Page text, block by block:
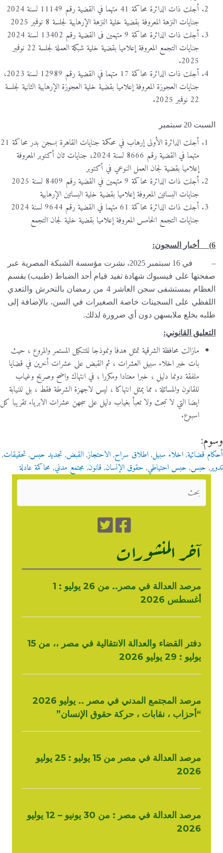
أجلت ذات الدائرة محاكمة 41 متهما في القضية رقم 11149 لسنة 2024
جنايات النزهة المعروفة بقضية خلية النزهة الإرهابية لجلسة 8 نوفمبر 2025
أجلت ذات الدائرة محاكمة 9 متهمين فى القضية رقم 13402 لسنة 2024
جنايات التجمع المعروفة إعلاميا بقضية خلية شبكة العملة لجلسة 22 نوفمبر
2025.
أجلت ذات الدائرة محاكمة 17 متهما في القضية رقم 12989 لسنة 2023،
جنايات العجوزة المعروفة إعلاميا بقضية خلية العجوزة الإرهابية الثانية لجلسة
22 نوفمبر 2025.
السبت 20 سبتمبر
أجلت الدائرة الأولى إرهاب في محكمة جنايات القاهرة بسجن بدر محاكمة 21
متهما في القضية رقم 8666 لسنة 2024، جنايات ثان أكتوبر المعروفة
إعلاميا بقضية لجان العمل النوعي في أكتوبر
أجلت ذات الدائرة محاكمة 9 متهمين في القضية رقم 8409 لسنة 2025
جنايات البساتين المعروفة إعلاميا بقضية خلية البساتين الإرهابية
أجلت ذات الدائرة محاكمة 61 متهما في القضية رقم 9644 لسنة 2024
جنايات التجمع الخامس المعروفة إعلاميا بقضية خلية لجان التجمع
6) أخبار السجون:
– في 16 سبتمبر 2025، نشرت مؤسسة الشبكة المصرية عبر
صفحتها على فيسبوك شهادة تفيد قيام أحد الضباط (طبيب) بقسم
العظام بمستشفى سجن العاشر 4 من رمضان بالتحرش والتعدي
اللفظي على السجينات خاصة الصغيرات في السن، بالإضافة إلى
طلبه بخلع ملابسهن دون أي ضرورة لذلك.
التعليق القانوني:
مازالت محافظة الشرقية تمثل هدفا ونموذجا للتنكيل المستمر والمروع ، حيث
بات خبر اخلاء سبيل العشرات ، ثم القبض على عشرات أخرين في قضايا
ملفقة دونما دليل ، خبرا معتادا ومكررا ، في انتهاك واضح وصريح وغياب
للقانون والمسائلة ، مما يمثل انتهاكا ، ليس لاجهزة الشرطة فقط ، بل للنيابة
ايضا التي لا تبحث ولا تعبأ بغياب دليل على سجهن عشرات الابرياء تقريبا كل
اسبوع.
وسوم:
أحكام قضائية,اخلاء سبيل,اطلاق سراح,الاحتجاز,القبض,تجديد حبس,تحقيقات,
تدوير, حبس, حبس احتياطي,حقوق الإنسان, قانون,مجتمع مدني,محاكمة عادلة
آخر المنشورات
مرصد العدالة في مصر.. من 26 يوليو : 1
أغسطس 2026
دفتر القضاء والعدالة الانتقالية في مصر ،، من 15
يوليو : 29 يوليو 2026
مرصد المجتمع المدني في مصر .. يوليو 2026
“أحزاب ، نقابات ، حركة حقوق الإنسان”
مرصد العدالة في مصر من 15 يوليو : 25 يوليو
2026
مرصد العدالة في مصر : من 30 يونيو – 12 يوليو
2026